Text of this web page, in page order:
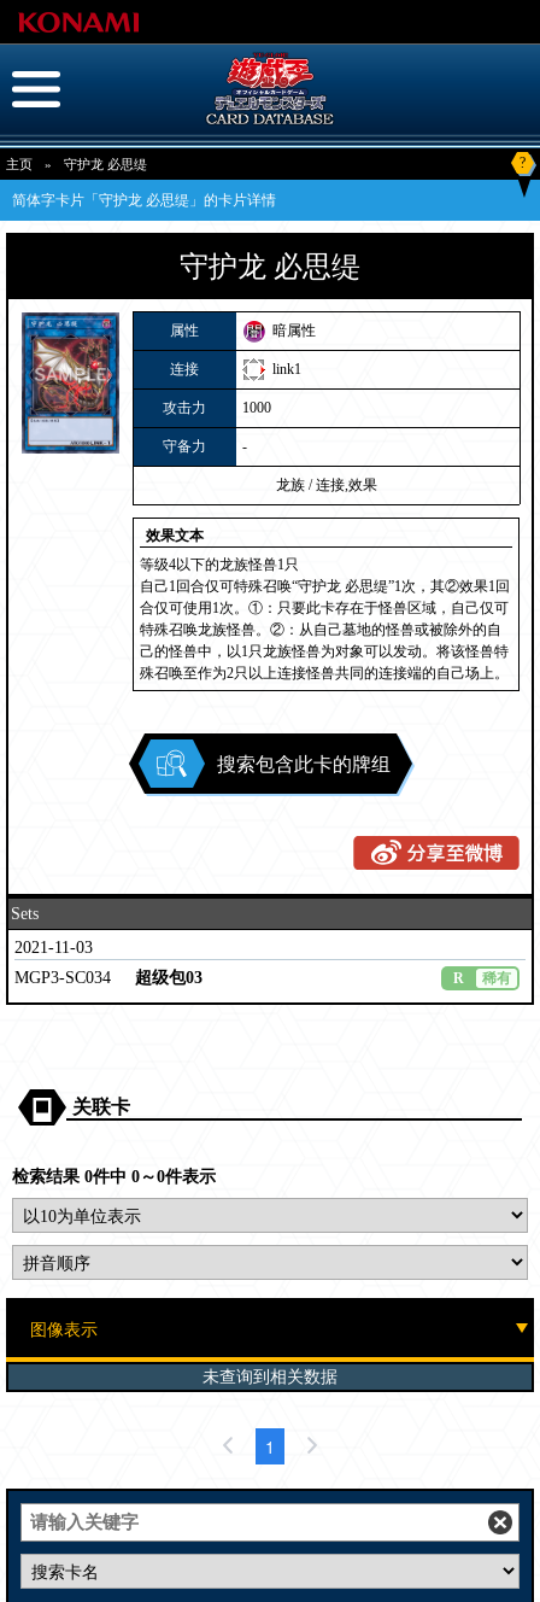
主页 » 守护龙 必思缇 ?
简体字卡片「守护龙 必思缇」的卡片详情
守护龙 必思缇
属性 暗属性
连接 link1
攻击力 1000
守备力 -
龙族 / 连接,效果
效果文本
等级4以下的龙族怪兽1只
自己1回合仅可特殊召唤“守护龙 必思缇”1次，其②效果1回
合仅可使用1次。①：只要此卡存在于怪兽区域，自己仅可
特殊召唤龙族怪兽。②：从自己墓地的怪兽或被除外的自
己的怪兽中，以1只龙族怪兽为对象可以发动。将该怪兽特
殊召唤至作为2只以上连接怪兽共同的连接端的自己场上。
搜索包含此卡的牌组
Sets
2021-11-03
MGP3-SC034
超级包03 R 稀有
关联卡
检索结果 0件中 0～0件表示
未查询到相关数据
1